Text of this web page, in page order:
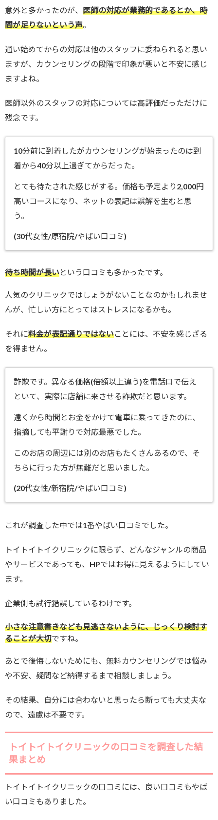
意外と多かったのが、 医師の対応が業務的であるとか、時
間が足りないという声。
通い始めてからの対応は他のスタッフに委ねられると思い
ますが、カウンセリングの段階で印象が悪いと不安に感じ
ますよね。
医師以外のスタッフの対応については高評価だっただけに
残念です。
10分前に到着したがカウンセリングが始まったのは到
着から40分以上過ぎてからだった。
とても待たされた感じがする。価格も予定より2,000円
高いコースになり、ネットの表記は誤解を生むと思
う。
(30代女性/原宿院/やばい口コミ)
待ち時間が長いという口コミも多かったです。
人気のクリニックではしょうがないことなのかもしれませ
んが、忙しい方にとってはストレスになるかも。
それに料金が表記通りではないことには、不安を感じざる
を得ません。
詐欺です。異なる価格(倍額以上違う)を電話口で伝え
といて、実際に店舗に来させる詐欺だと思います。
遠くから時間とお金をかけて電車に乗ってきたのに、
指摘しても平謝りで対応最悪でした。
このお店の周辺には別のお店もたくさんあるので、そ
ちらに行った方が無難だと思いました。
(20代女性/新宿院/やばい口コミ)
これが調査した中では1番やばい口コミでした。
トイトイトイクリニックに限らず、どんなジャンルの商品
やサービスであっても、HPではお得に見えるようにしてい
ます。
企業側も試行錯誤しているわけです。
小さな注意書きなども見逃さないように、じっくり検討す
ることが大切ですね。
あとで後悔しないためにも、無料カウンセリングでは悩み
や不安、疑問など納得するまで相談しましょう。
その結果、自分には合わないと思ったら断っても大丈夫な
ので、遠慮は不要です。
トイトイトイクリニックの口コミを調査した結
果まとめ
トイトイトイクリニックの口コミには、良い口コミもやば
い口コミもありました。